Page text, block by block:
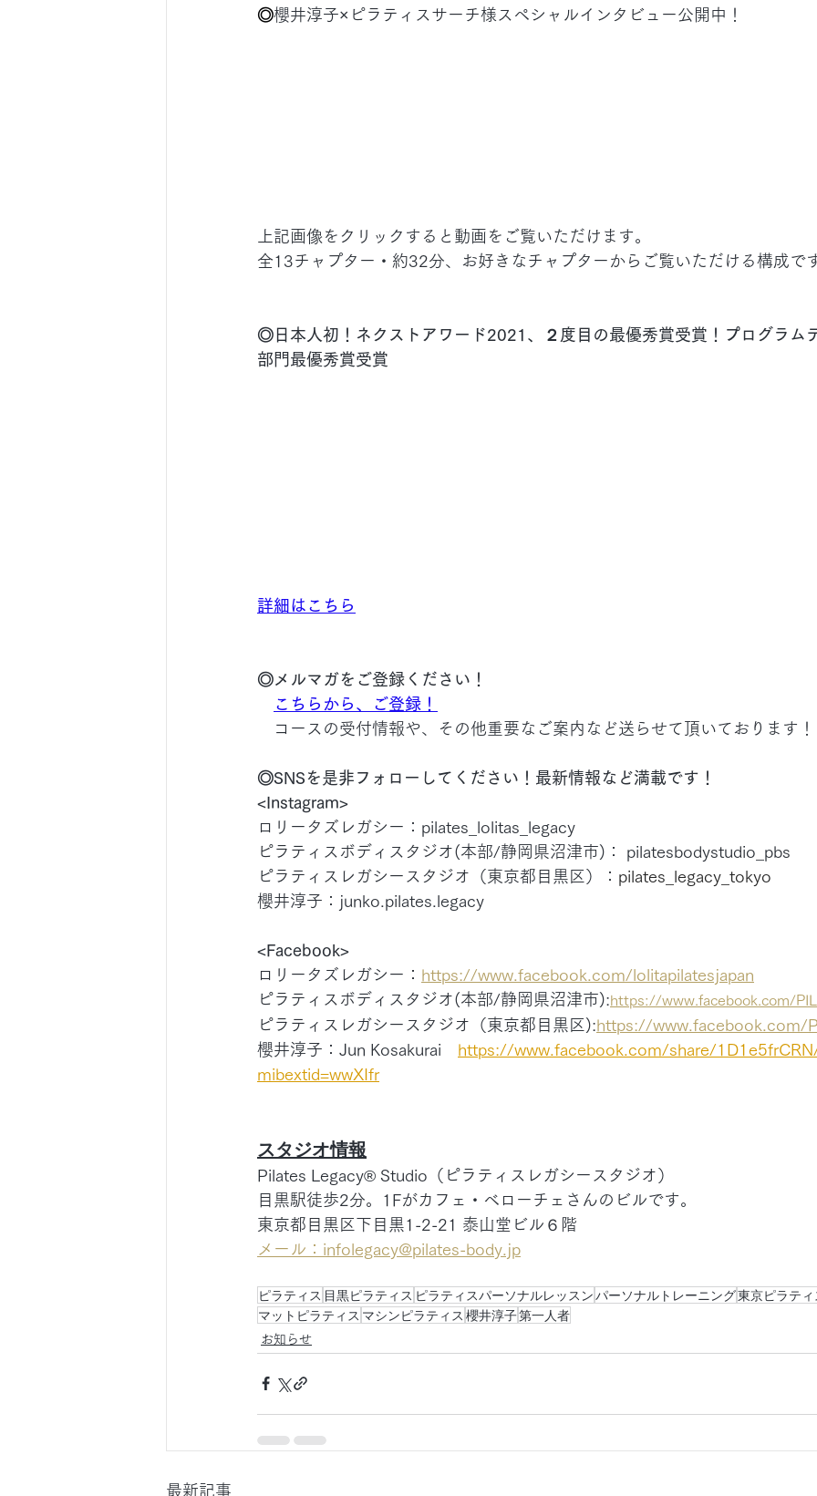
◎櫻井淳子×ピラティスサーチ様スペシャルインタビュー公開中！
上記画像をクリックすると動画をご覧いただけます。
全13チャプター・約32分、お好きなチャプターからご覧いただける構成で
◎日本人初！ネクストアワード2021、２度目の最優秀賞受賞！プログラム
部門最優秀賞受賞
詳細はこちら
◎メルマガをご登録ください！
こちらから、ご登録！
コースの受付情報や、その他重要なご案内など送らせて頂いております！
◎SNSを是非フォローしてください！最新情報など満載です！
<Instagram>
ロリータズレガシー：pilates_lolitas_legacy
ピラティスボディスタジオ(本部/静岡県沼津市)： pilatesbodystudio_pbs
ピラティスレガシースタジオ（東京都目黒区）： pilates_legacy_tokyo
櫻井淳子：junko.pilates.legacy
<Facebook>
ロリータズレガシー： https://www.facebook.com/lolitapilatesjapan
ピラティスボディスタジオ(本部/静岡県沼津市):https://www.facebook.com/
ピラティスレガシースタジオ（東京都目黒区):https://www.facebook.com/
櫻井淳子：Jun Kosakurai https://www.facebook.com/share/
mibextid=wwXIfr
スタジオ情報
Pilates Legacy®︎ Studio（ピラティスレガシースタジオ）
目黒駅徒歩2分。1Fがカフェ・ベローチェさんのビルです。
東京都目黒区下目黒1-2-21 泰山堂ビル６階
メール：infolegacy@pilates-body.jp
ピラティス 目黒ピラティス ピラティスパーソナルレッスンパーソナルトレーニング東京ピラテ
マットピラティス マシンピラティス 櫻井淳子第一人者
お知らせ
最新記事